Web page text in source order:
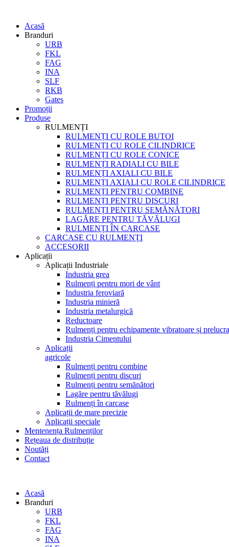
Acasă
Branduri
URB
FKL
FAG
INA
SLF
RKB
Gates
Promoții
Produse
RULMENȚI
RULMENȚI CU ROLE BUTOI
RULMENȚI CU ROLE CILINDRICE
RULMENȚI CU ROLE CONICE
RULMENȚI RADIALI CU BILE
RULMENȚI AXIALI CU BILE
RULMENȚI AXIALI CU ROLE CILINDRICE
RULMENȚI PENTRU COMBINE
RULMENȚI PENTRU DISCURI
RULMENȚI PENTRU SEMĂNĂTORI
LAGĂRE PENTRU TĂVĂLUGI
RULMENȚI ÎN CARCASE
CARCASE CU RULMENȚI
ACCESORII
Aplicații
Aplicații Industriale
Industria grea
Rulmenți pentru mori de vânt
Industria feroviară
Industria minieră
Industria metalurgică
Reductoare
Rulmenți pentru echipamente vibratoare și
Industria Cimentului
Aplicații
agricole
Rulmenți pentru combine
Rulmenți pentru discuri
Rulmenți pentru semănători
Lagăre pentru tăvălugi
Rulmenți în carcase
Aplicații de mare precizie
Aplicații speciale
Mentenența Rulmenților
Rețeaua de distribuție
Noutăți
Contact
Acasă
Branduri
URB
FKL
FAG
INA